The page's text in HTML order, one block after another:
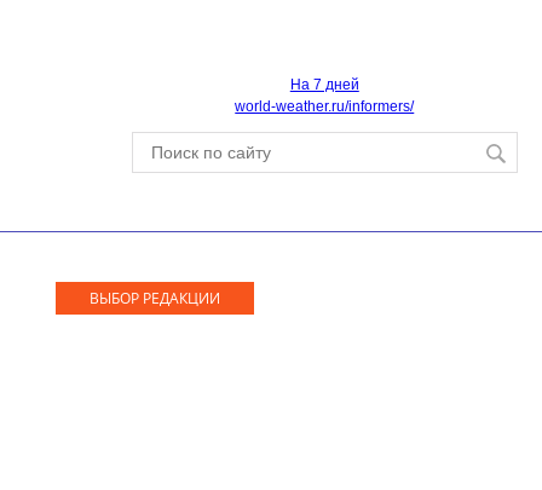
На 7 дней
world-weather.ru/informers/
ВЫБОР РЕДАКЦИИ